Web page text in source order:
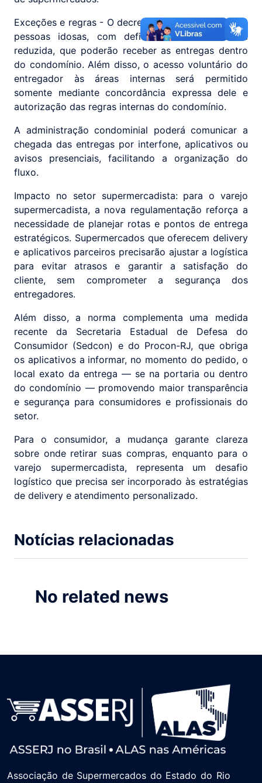
Exceções e regras - O decreto prevê exceções para
pessoas idosas, com deficiência ou mobilidade
reduzida, que poderão receber as entregas dentro
do condomínio. Além disso, o acesso voluntário do
entregador às áreas internas será permitido
somente mediante concordância expressa dele e
autorização das regras internas do condomínio.
A administração condominial poderá comunicar a
chegada das entregas por interfone, aplicativos ou
avisos presenciais, facilitando a organização do
fluxo.
Impacto no setor supermercadista: para o varejo
supermercadista, a nova regulamentação reforça a
necessidade de planejar rotas e pontos de entrega
estratégicos. Supermercados que oferecem delivery
e aplicativos parceiros precisarão ajustar a logística
para evitar atrasos e garantir a satisfação do
cliente, sem comprometer a segurança dos
entregadores.
Além disso, a norma complementa uma medida
recente da Secretaria Estadual de Defesa do
Consumidor (Sedcon) e do Procon-RJ, que obriga
os aplicativos a informar, no momento do pedido, o
local exato da entrega — se na portaria ou dentro
do condomínio — promovendo maior transparência
e segurança para consumidores e profissionais do
setor.
Para o consumidor, a mudança garante clareza
sobre onde retirar suas compras, enquanto para o
varejo supermercadista, representa um desafio
logístico que precisa ser incorporado às estratégias
de delivery e atendimento personalizado.
Notícias relacionadas
No related news
Associação de Supermercados do Estado do Rio